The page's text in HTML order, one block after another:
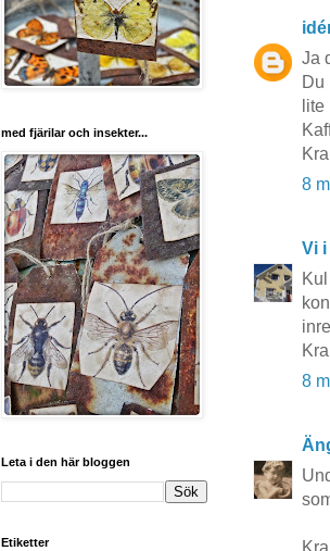
Ja
Du
8
Vi
8
med fjärilar och insekter...
Leta i den här bloggen
Etiketter